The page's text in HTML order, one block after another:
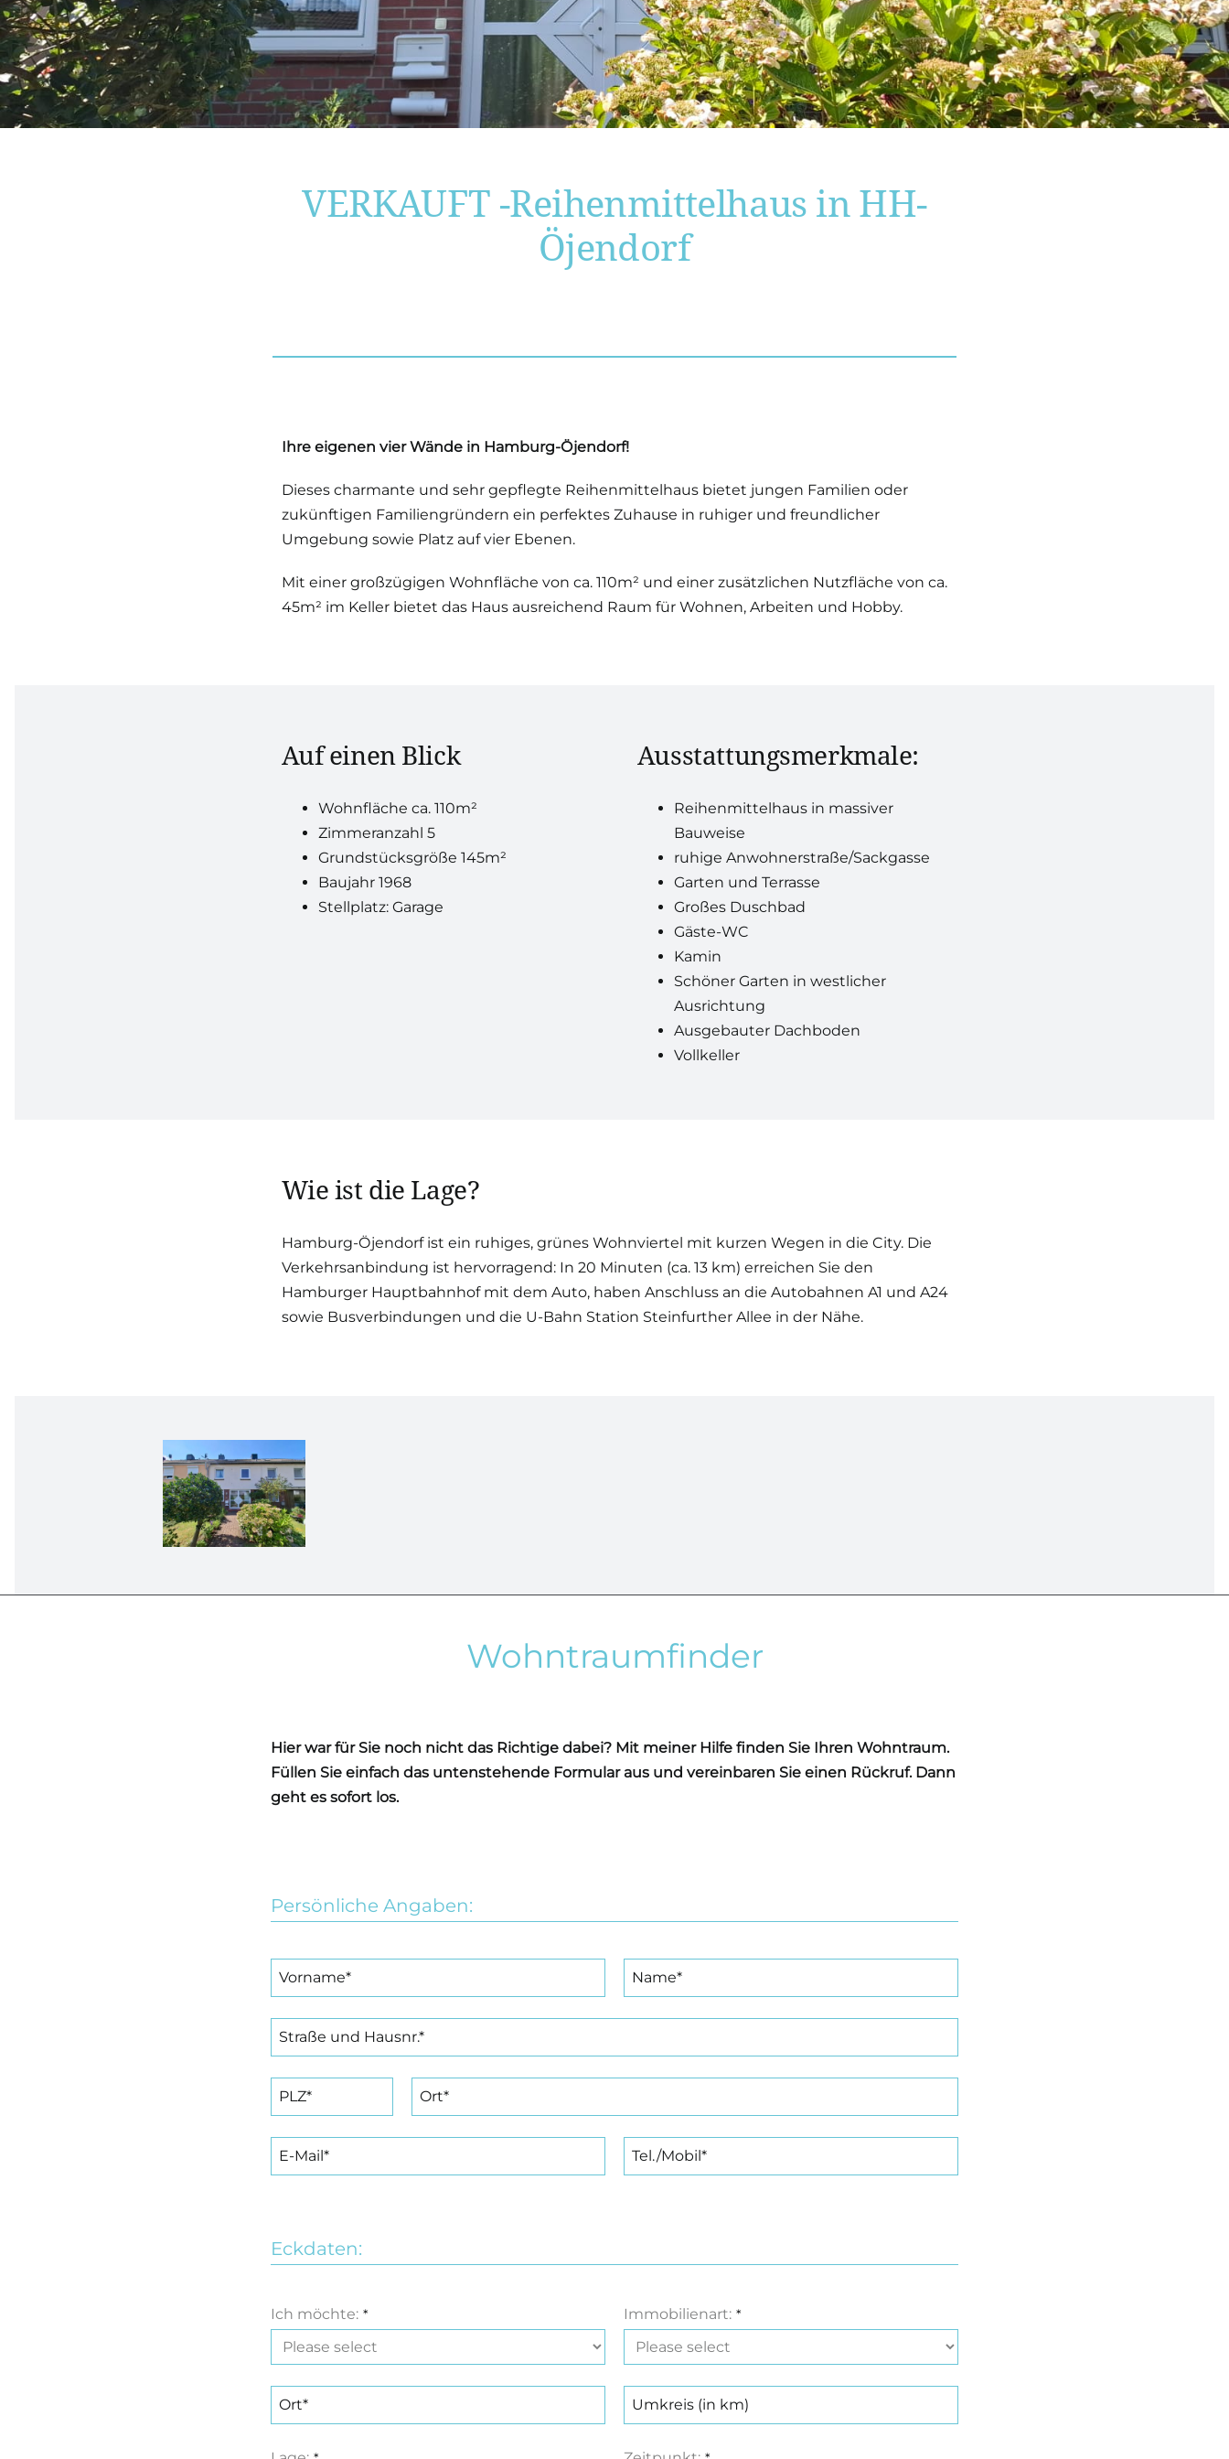
VERKAUFT -Reihenmittelhaus in HH-
Öjendorf
Ihre eigenen vier Wände in Hamburg-Öjendorf!
Dieses charmante und sehr gepflegte Reihenmittelhaus bietet jungen Familien oder
zukünftigen Familiengründern ein perfektes Zuhause in ruhiger und freundlicher
Umgebung sowie Platz auf vier Ebenen.
Mit einer großzügigen Wohnfläche von ca. 110m² und einer zusätzlichen Nutzfläche von ca.
45m² im Keller bietet das Haus ausreichend Raum für Wohnen, Arbeiten und Hobby.
Auf einen Blick
Wohnfläche ca. 110m²
Zimmeranzahl 5
Grundstücksgröße 145m²
Baujahr 1968
Stellplatz: Garage
Ausstattungsmerkmale:
Reihenmittelhaus in massiver
Bauweise
ruhige Anwohnerstraße/Sackgasse
Garten und Terrasse
Großes Duschbad
Gäste-WC
Kamin
Schöner Garten in westlicher
Ausrichtung
Ausgebauter Dachboden
Vollkeller
Wie ist die Lage?
Hamburg-Öjendorf ist ein ruhiges, grünes Wohnviertel mit kurzen Wegen in die City. Die
Verkehrsanbindung ist hervorragend: In 20 Minuten (ca. 13 km) erreichen Sie den
Hamburger Hauptbahnhof mit dem Auto, haben Anschluss an die Autobahnen A1 und A24
sowie Busverbindungen und die U-Bahn Station Steinfurther Allee in der Nähe.
Wohntraumfinder
Hier war für Sie noch nicht das Richtige dabei? Mit meiner Hilfe finden Sie Ihren Wohntraum.
Füllen Sie einfach das untenstehende Formular aus und vereinbaren Sie einen Rückruf. Dann
geht es sofort los.
Persönliche Angaben:
Eckdaten:
Ich möchte: * Immobilienart: *